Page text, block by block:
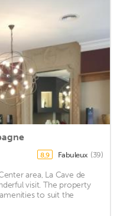
8,9 Fabuleux (39)
area, La Cave de
visit. The property
to suit the